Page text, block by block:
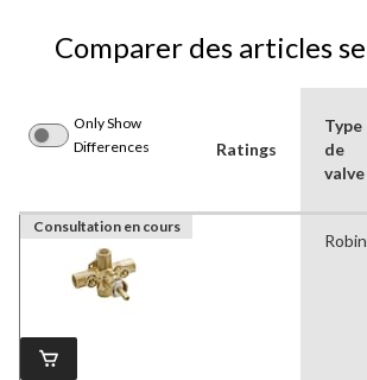
Comparer des articles
Only Show
Differences
Ratings
Type
de
valve
Consultation en cours